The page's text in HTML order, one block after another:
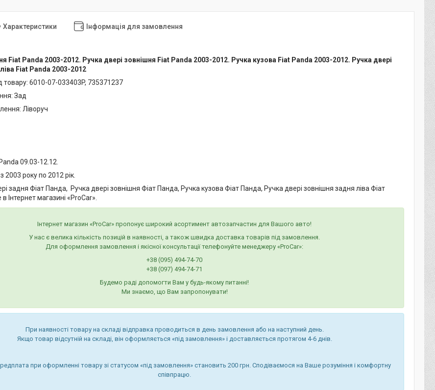
Характеристики Інформація для замовлення
Fiat Panda 2003-2012. Ручка двері зовнішня Fiat Panda 2003-2012. Ручка кузова Fiat Panda 2003-2012. Ручка двері
Fiat Panda 2003-2012
товару: 6010-07-033403P, 735371237
Зад
Ліворуч
09.03-12.12.
2003 року по 2012 рік.
задня Фіат Панда, Ручка двері зовнішня Фіат Панда, Ручка кузова Фіат Панда, Ручка двері зовнішня задня ліва Фіат
Інтернет магазині «ProCar».
Інтернет магазин «ProCar» пропонує широкий асортимент автозапчастин для Вашого авто!
У нас є велика кількість позицій в наявності, а також швидка доставка товарів під замовлення.
Для оформлення замовлення і якісної консультації телефонуйте менеджеру «ProCar»:
+38 (095) 494-74-70
+38 (097) 494-74-71
Будемо раді допомогти Вам у будь-якому питанні!
Ми знаємо, що Вам запропонувати!
При наявності товару на складі відправка проводиться в день замовлення або на наступний день.
Якщо товар відсутній на складі, він оформляється «під замовлення» і доставляється протягом 4-6 днів.
при оформленні товару зі статусом «під замовлення» становить 200 грн. Сподіваємося на Ваше розуміння і комфортну
співпрацю.